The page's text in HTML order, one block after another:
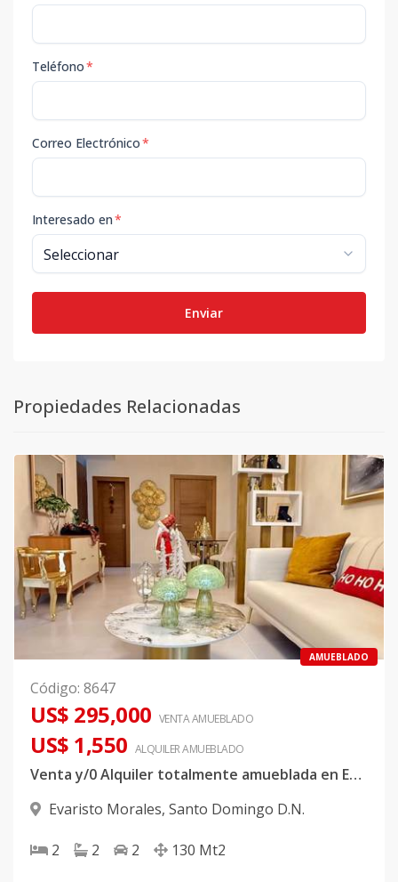
Teléfono*
Correo Electrónico*
Interesado en*
Enviar
Propiedades Relacionadas
AMUEBLADO
Código: 8647
US$ 295,000 VENTA AMUEBLADO
US$ 1,550 ALQUILERAMUEBLADO
Venta y/0 Alquiler totalmente amueblada en Evaristo Morales
Evaristo Morales, Santo Domingo D.N.
2 2 2 130 Mt2